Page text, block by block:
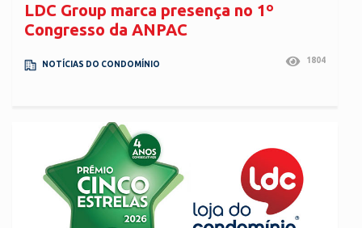
LDC Group marca presença no 1º
Congresso da ANPAC
NOTÍCIAS DO CONDOMÍNIO 1804